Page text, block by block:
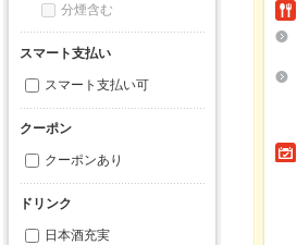
分煙含む
スマート支払い
スマート支払い可
クーポン
クーポンあり
ドリンク
日本酒充実